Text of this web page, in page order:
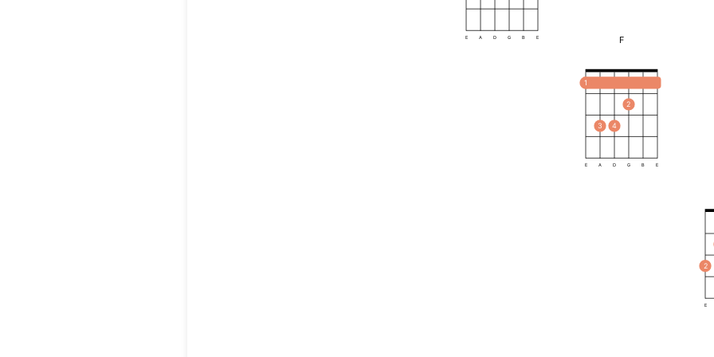
E A D G B E F
1
3 4
2
E A D G B E
2
E